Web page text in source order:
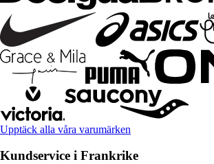
Upptäck alla våra varumärken
Kundservice i Frankrike